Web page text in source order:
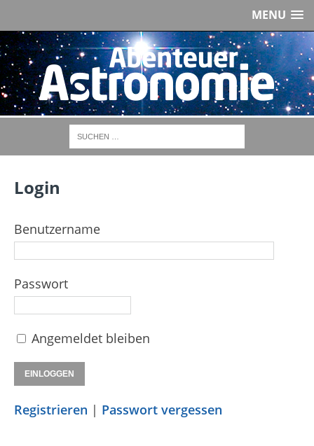
MENU
Login
Benutzername
Passwort
Angemeldet bleiben
Registrieren | Passwort vergessen